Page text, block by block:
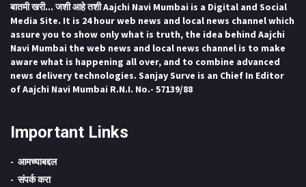
बातमी खरी... जशी आहे तशी Aajchi Navi Mumbai is a Digital and Social
Media Site. It is 24 hour web news and local news channel which
assure you to show only what is truth, the idea behind Aajchi
Navi Mumbai the web news and local news channel is to make
aware what is happening all over, and to combine advanced
news delivery technologies. Sanjay Surve is an Chief In Editor
of Aajchi Navi Mumbai R.N.I. No.- 57139/88
Important Links
आमच्याबद्दल
संपर्क करा